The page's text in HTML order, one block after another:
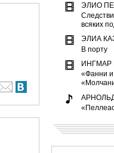
ЭЛИО
всяких
ЭЛИА
В порту
ИНГМАР
«Фанни и